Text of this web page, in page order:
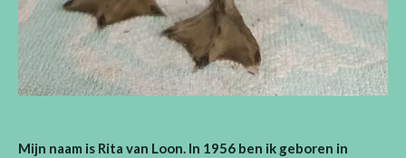
Mijn naam is Rita van Loon. In 1956 ben ik geboren in